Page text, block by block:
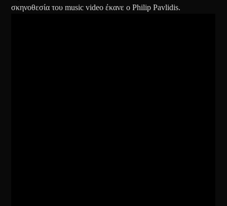
σκηνοθεσία του music video έκανε ο Philip Pavlidis.